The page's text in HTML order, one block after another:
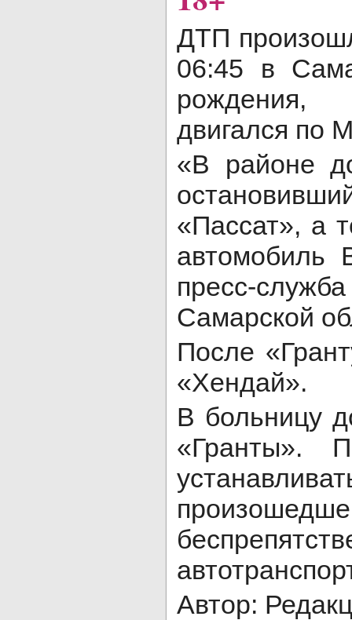
ДТП
06:45 в
рождения,
двигался по
«В районе
«Пассат», а
пресс-
Самарской
После
«Хендай».
В больницу
«Гранты».
Автор: